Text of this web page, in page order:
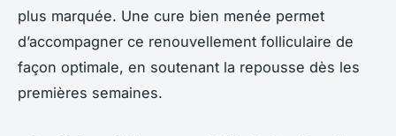
plus marquée. Une cure bien menée permet
d’accompagner ce renouvellement folliculaire de
façon optimale, en soutenant la repousse dès les
premières semaines.